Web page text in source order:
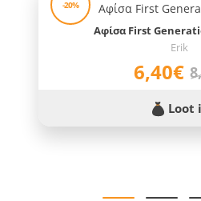
-20%
Αφίσα First
Erik
6,40€
Loot